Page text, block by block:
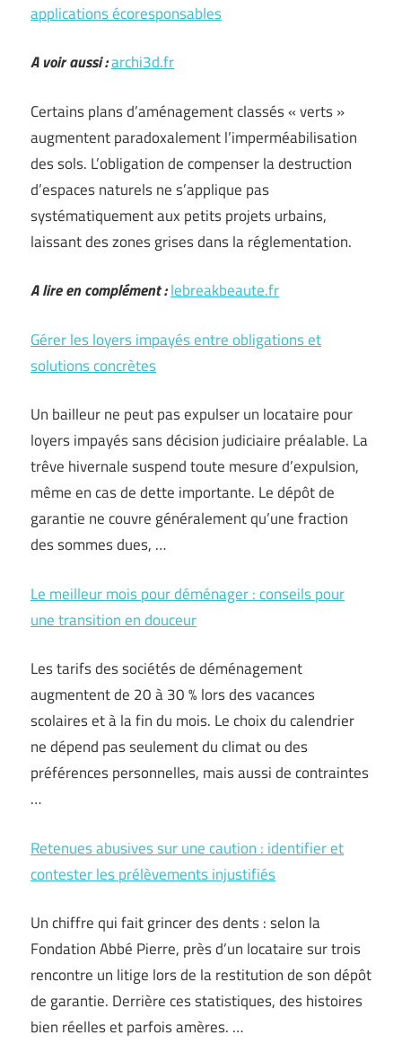
applications écoresponsables
A voir aussi :archi3d.fr
Certains plans d’aménagement classés « verts »
augmentent paradoxalement l’imperméabilisation
des sols. L’obligation de compenser la destruction
d’espaces naturels ne s’applique pas
systématiquement aux petits projets urbains,
laissant des zones grises dans la réglementation.
A lire en complément :lebreakbeaute.fr
Gérer les loyers impayés entre obligations et
solutions concrètes
Un bailleur ne peut pas expulser un locataire pour
loyers impayés sans décision judiciaire préalable. La
trêve hivernale suspend toute mesure d’expulsion,
même en cas de dette importante. Le dépôt de
garantie ne couvre généralement qu’une fraction
des sommes dues, …
Le meilleur mois pour déménager : conseils pour
une transition en douceur
Les tarifs des sociétés de déménagement
augmentent de 20 à 30 % lors des vacances
scolaires et à la fin du mois. Le choix du calendrier
ne dépend pas seulement du climat ou des
préférences personnelles, mais aussi de contraintes
…
Retenues abusives sur une caution : identifier et
contester les prélèvements injustifiés
Un chiffre qui fait grincer des dents : selon la
Fondation Abbé Pierre, près d’un locataire sur trois
rencontre un litige lors de la restitution de son dépôt
de garantie. Derrière ces statistiques, des histoires
bien réelles et parfois amères. …